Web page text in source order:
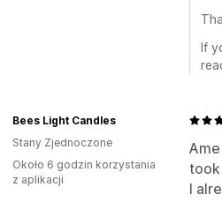
If
took
I
Bees Light Candles
Stany Zjednoczone
Około 6 godzin korzystania
z aplikacji